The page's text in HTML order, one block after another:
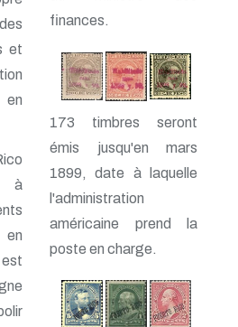
et
à
est
finances.
173 timbres seront
émis jusqu'en mars
1899, date à laquelle
l'administration
américaine prend la
poste en charge.